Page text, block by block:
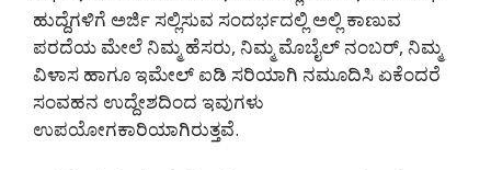
ಹುದ್ದೆಗಳಿಗೆ ಅರ್ಜಿ ಸಲ್ಲಿಸುವ ಸಂದರ್ಭದಲ್ಲಿ ಅಲ್ಲಿ ಕಾಣುವ
ಪರದೆಯ ಮೇಲೆ ನಿಮ್ಮ ಹೆಸರು, ನಿಮ್ಮ ಮೊಬೈಲ್ ನಂಬರ್, ನಿಮ್ಮ
ವಿಳಾಸ ಹಾಗೂ ಇಮೇಲ್ ಐಡಿ ಸರಿಯಾಗಿ ನಮೂದಿಸಿ ಏಕೆಂದರೆ
ಸಂವಹನ ಉದ್ದೇಶದಿಂದ ಇವುಗಳು
ಉಪಯೋಗಕಾರಿಯಾಗಿರುತ್ತವೆ.